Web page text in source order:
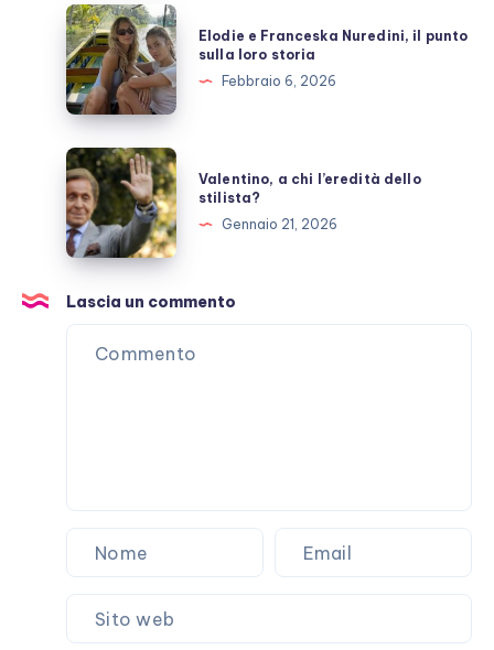
che
non
passa
Elodie
e
Franceska
Nuredini,
punto
sulla
loro
storia
Elodie e Franceska Nuredini, il punto
sulla loro storia
Febbraio 6, 2026
Valentino,
a
chi
l’eredità
dello
stilista?
Valentino, a chi l’eredità dello
stilista?
Gennaio 21, 2026
Lascia un commento